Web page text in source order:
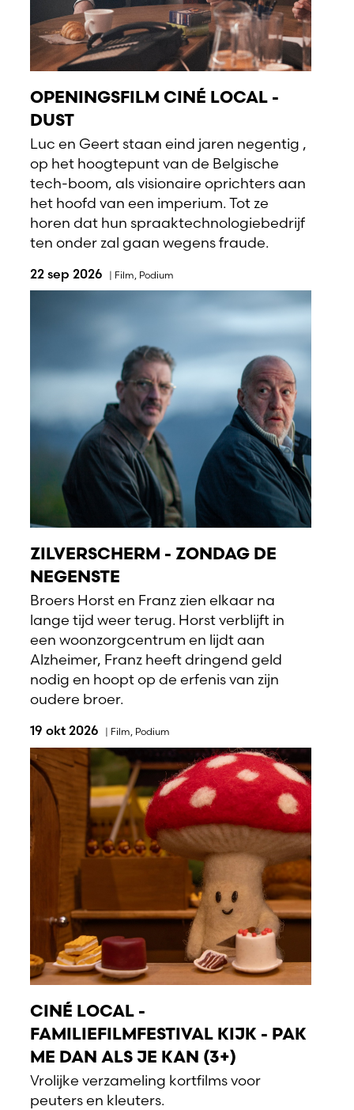
OPENINGSFILM CINÉ LOCAL -
DUST
Luc en Geert staan eind jaren negentig ,
op het hoogtepunt van de Belgische
tech-boom, als visionaire oprichters aan
het hoofd van een imperium. Tot ze
horen dat hun spraaktechnologiebedrijf
ten onder zal gaan wegens fraude.
22 sep 2026 | Film, Podium
ZILVERSCHERM - ZONDAG DE
NEGENSTE
Broers Horst en Franz zien elkaar na
lange tijd weer terug. Horst verblijft in
een woonzorgcentrum en lijdt aan
Alzheimer, Franz heeft dringend geld
nodig en hoopt op de erfenis van zijn
oudere broer.
19 okt 2026 | Film, Podium
CINÉ LOCAL -
FAMILIEFILMFESTIVAL KIJK - PAK
ME DAN ALS JE KAN (3+)
Vrolijke verzameling kortfilms voor
peuters en kleuters.